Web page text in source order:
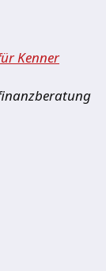
Kenner